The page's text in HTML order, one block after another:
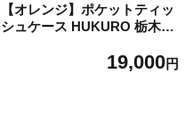
【オレンジ】ポケットティッ
シュケース HUKURO 栃木レ
19,000円